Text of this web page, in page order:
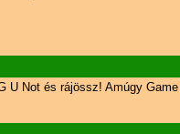
U Not és rájössz! Amúgy